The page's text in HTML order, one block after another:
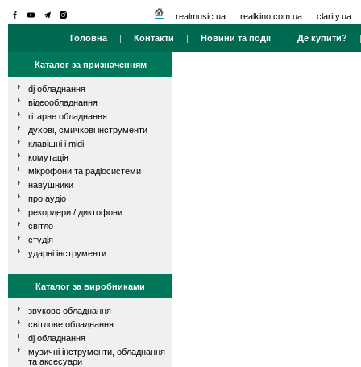
realmusic.ua realkino.com.ua clarity.ua
Головна | Контакти | Новини та події| Де купити?
Каталог за призначенням
dj обладнання
відеообладнання
гітарне обладнання
духові, смичкові інструменти
клавішні і midi
комутація
мікрофони та радіосистеми
навушники
про аудіо
рекордери / диктофони
світло
студія
ударні інструменти
Каталог за виробниками
звукове обладнання
світлове обладнання
dj обладнання
музичні інструменти, обладнання
та аксесуари